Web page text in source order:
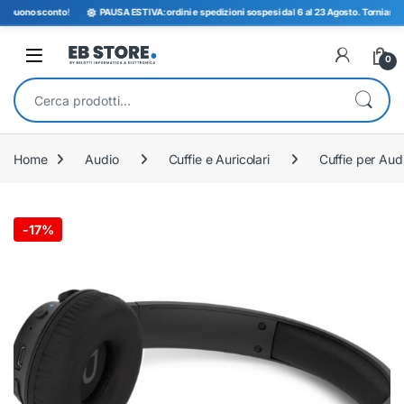
sconto! PAUSA ESTIVA: ordini e spedizioni sospesi dal 6 al 23 Agosto. Torniamo
Open 0
Cerca:
Home Audio Cuffie e Auricolari Cuffie per
-17%